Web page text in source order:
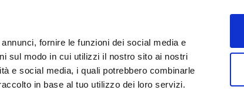
fornire le funzioni dei social media e
sul modo in cui utilizzi il nostro sito ai nostri
e social media, i quali potrebbero combinarle
in base al tuo utilizzo dei loro servizi.
Whistleblowing
企业 产品 VIDEO BLOG CASE HISTORY